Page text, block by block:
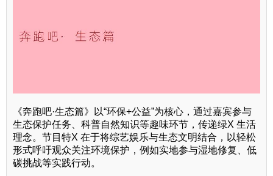
《奔跑吧·生态篇》以“环保+公益”为核心，通过嘉宾参与
生态保护任务、科普自然知识等趣味环节，传递绿X 生活
理念。节目特X 在于将综艺娱乐与生态文明结合，以轻松
形式呼吁观众关注环境保护，例如实地参与湿地修复、低
碳挑战等实践行动。